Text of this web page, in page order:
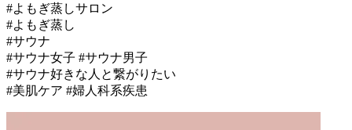
#よもぎ蒸しサロン
#よもぎ蒸し
#サウナ
#サウナ女子 #サウナ男子
#サウナ好きな人と繋がりたい
#美肌ケア #婦人科系疾患